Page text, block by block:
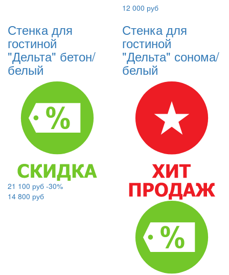
12 000 руб
Стенка для
гостиной
"Дельта" бетон/
белый
21 100 руб -30%
14 800 руб
Стенка для
гостиной
"Дельта" сонома/
белый